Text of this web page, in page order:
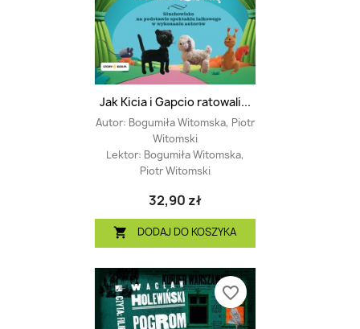
Jak Kicia i Gapcio ratowali...
Autor: Bogumiła Witomska, Piotr
Witomski
Lektor: Bogumiła Witomska,
Piotr Witomski
32,90 zł
 DODAJ DO KOSZYKA
favorite_border